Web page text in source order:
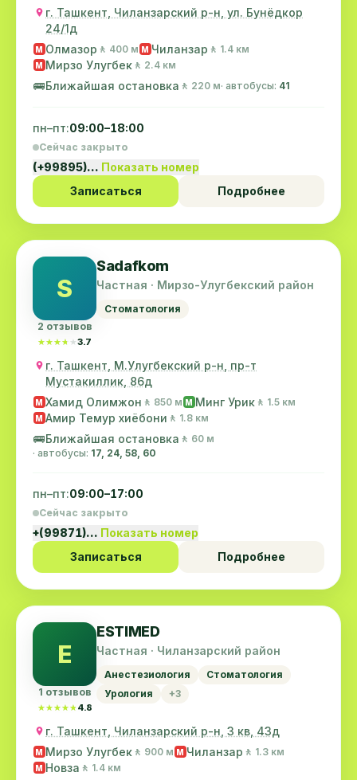
г. Ташкент, Чиланзарский р-н, ул. Бунёдкор
24/1д
M Олмазор 🚶 400 м M Чиланзар 🚶 1.4 км
M Мирзо Улугбек 🚶 2.4 км
🚌Ближайшая остановка 🚶 220 м· автобусы: 41
пн–пт:09:00–18:00
Сейчас закрыто
(+99895)… Показать номер
Записаться
Подробнее
S
2 отзывов
★★★★★
★★★★★3.7
Sadafkom
Частная · Мирзо-Улугбекский район
Стоматология
г. Ташкент, М.Улугбекский р-н, пр-т
Мустакиллик, 86д
M Хамид Олимжон 🚶 850 м M Минг Урик 🚶 1.5 км
M Амир Темур хиёбони 🚶 1.8 км
🚌Ближайшая остановка 🚶 60 м
· автобусы: 17, 24, 58, 60
пн–пт:09:00–17:00
Сейчас закрыто
+(99871)… Показать номер
Записаться
Подробнее
E
1 отзывов
★★★★★
★★★★★ 4.8
ESTIMED
Частная · Чиланзарский район
Анестезиология
Стоматология
Урология
+3
г. Ташкент, Чиланзарский р-н, 3 кв, 43д
M Мирзо Улугбек 🚶 900 м M Чиланзар 🚶 1.3 км
M Новза 🚶 1.4 км